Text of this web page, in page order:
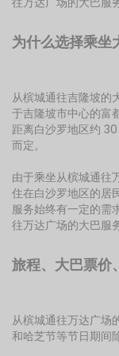
为什么选择乘坐
从槟城通往吉隆坡的
于吉隆坡市中心的富
距离白沙罗地区约
而定。
由于乘坐从槟城通往
住在白沙罗地区的居
服务始终有一定的需
往万达广场的大巴服
旅程、大巴票价
从槟城通往万达广场
和哈芝节等节日期间